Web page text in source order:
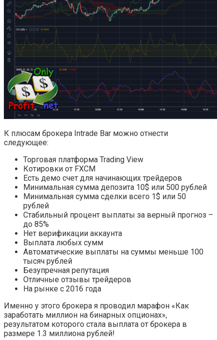
К плюсам брокера Intrade Bar можно отнести
следующее:
Торговая платформа Trading View
Котировки от FXCM
Есть демо счет для начинающих трейдеров
Минимальная сумма депозита 10$ или 500 рублей
Минимальная сумма сделки всего 1$ или 50
рублей
Стабильный процент выплаты за верный прогноз –
до 85%
Нет верификации аккаунта
Выплата любых сумм
Автоматические выплаты на суммы меньше 100
тысяч рублей
Безупречная репутация
Отличные отзывы трейдеров
На рынке с 2016 года
Именно у этого брокера я проводил марафон «Как
заработать миллион на бинарных опционах»,
результатом которого стала выплата от брокера в
размере 1.3 миллиона рублей!